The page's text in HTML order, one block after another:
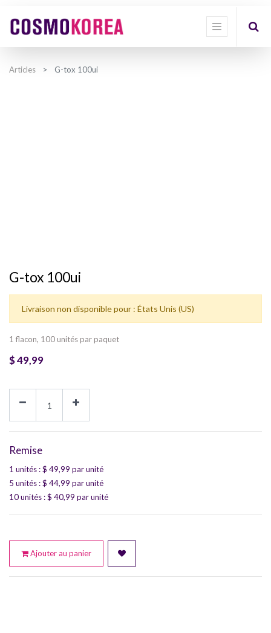
Articles G-tox 100ui
G-tox 100ui
Livraison non disponible pour : États Unis (US)
1 flacon, 100 unités par paquet
$49,99
Remise
1 unités : $ 49,99 par unité
5 unités : $ 44,99 par unité
10 unités : $ 40,99 par unité
Ajouter au panier